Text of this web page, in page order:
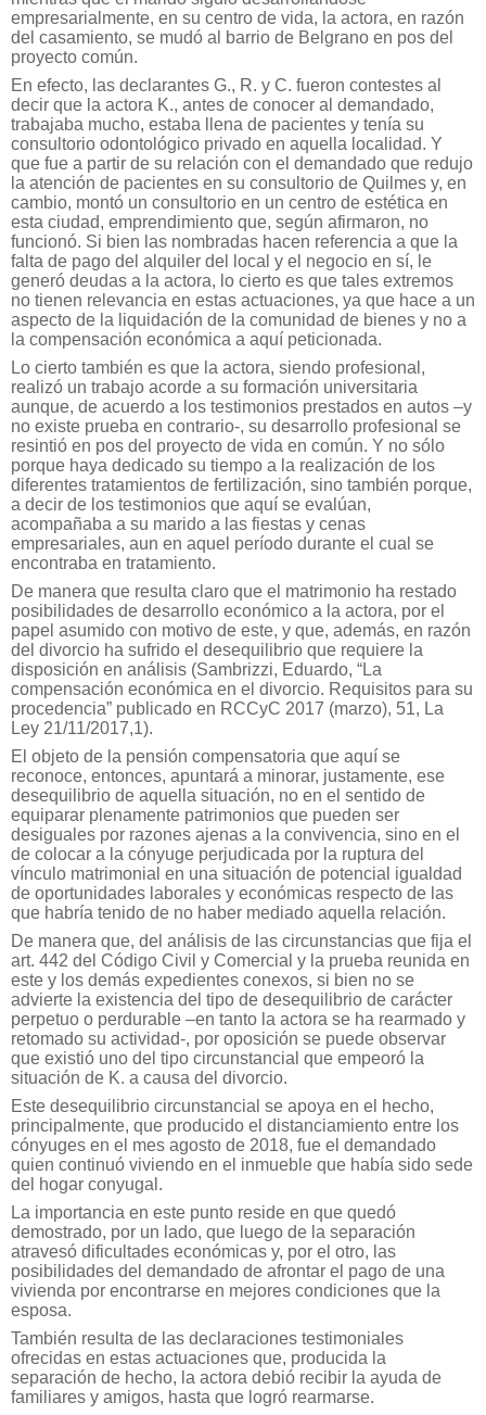
empresarialmente, en su centro de vida, la actora, en razón
del casamiento, se mudó al barrio de Belgrano en pos del
proyecto común.
En efecto, las declarantes G., R. y C. fueron contestes al
decir que la actora K., antes de conocer al demandado,
trabajaba mucho, estaba llena de pacientes y tenía su
consultorio odontológico privado en aquella localidad. Y
que fue a partir de su relación con el demandado que redujo
la atención de pacientes en su consultorio de Quilmes y, en
cambio, montó un consultorio en un centro de estética en
esta ciudad, emprendimiento que, según afirmaron, no
funcionó. Si bien las nombradas hacen referencia a que la
falta de pago del alquiler del local y el negocio en sí, le
generó deudas a la actora, lo cierto es que tales extremos
no tienen relevancia en estas actuaciones, ya que hace a un
aspecto de la liquidación de la comunidad de bienes y no a
la compensación económica a aquí peticionada.
Lo cierto también es que la actora, siendo profesional,
realizó un trabajo acorde a su formación universitaria
aunque, de acuerdo a los testimonios prestados en autos –y
no existe prueba en contrario-, su desarrollo profesional se
resintió en pos del proyecto de vida en común. Y no sólo
porque haya dedicado su tiempo a la realización de los
diferentes tratamientos de fertilización, sino también porque,
a decir de los testimonios que aquí se evalúan,
acompañaba a su marido a las fiestas y cenas
empresariales, aun en aquel período durante el cual se
encontraba en tratamiento.
De manera que resulta claro que el matrimonio ha restado
posibilidades de desarrollo económico a la actora, por el
papel asumido con motivo de este, y que, además, en razón
del divorcio ha sufrido el desequilibrio que requiere la
disposición en análisis (Sambrizzi, Eduardo, “La
compensación económica en el divorcio. Requisitos para su
procedencia” publicado en RCCyC 2017 (marzo), 51, La
Ley 21/11/2017,1).
El objeto de la pensión compensatoria que aquí se
reconoce, entonces, apuntará a minorar, justamente, ese
desequilibrio de aquella situación, no en el sentido de
equiparar plenamente patrimonios que pueden ser
desiguales por razones ajenas a la convivencia, sino en el
de colocar a la cónyuge perjudicada por la ruptura del
vínculo matrimonial en una situación de potencial igualdad
de oportunidades laborales y económicas respecto de las
que habría tenido de no haber mediado aquella relación.
De manera que, del análisis de las circunstancias que fija el
art. 442 del Código Civil y Comercial y la prueba reunida en
este y los demás expedientes conexos, si bien no se
advierte la existencia del tipo de desequilibrio de carácter
perpetuo o perdurable –en tanto la actora se ha rearmado y
retomado su actividad-, por oposición se puede observar
que existió uno del tipo circunstancial que empeoró la
situación de K. a causa del divorcio.
Este desequilibrio circunstancial se apoya en el hecho,
principalmente, que producido el distanciamiento entre los
cónyuges en el mes agosto de 2018, fue el demandado
quien continuó viviendo en el inmueble que había sido sede
del hogar conyugal.
La importancia en este punto reside en que quedó
demostrado, por un lado, que luego de la separación
atravesó dificultades económicas y, por el otro, las
posibilidades del demandado de afrontar el pago de una
vivienda por encontrarse en mejores condiciones que la
esposa.
También resulta de las declaraciones testimoniales
ofrecidas en estas actuaciones que, producida la
separación de hecho, la actora debió recibir la ayuda de
familiares y amigos, hasta que logró rearmarse.